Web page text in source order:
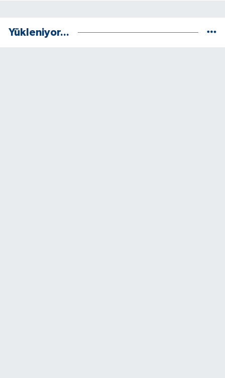
Yükleniyor...